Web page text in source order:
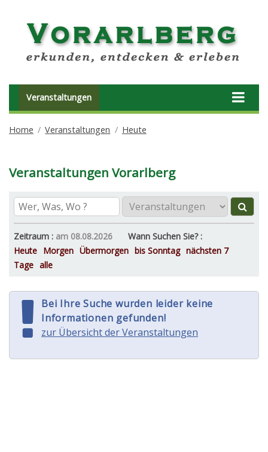
Veranstaltungen
Home Veranstaltungen Heute
Veranstaltungen Vorarlberg
Zeitraum : am 08.08.2026
Wann Suchen Sie? :
Heute Morgen Übermorgen bis Sonntag nächsten 7
Tage alle
Bei Ihre Suche wurden leider keine
Informationen gefunden!
zur Übersicht der Veranstaltungen